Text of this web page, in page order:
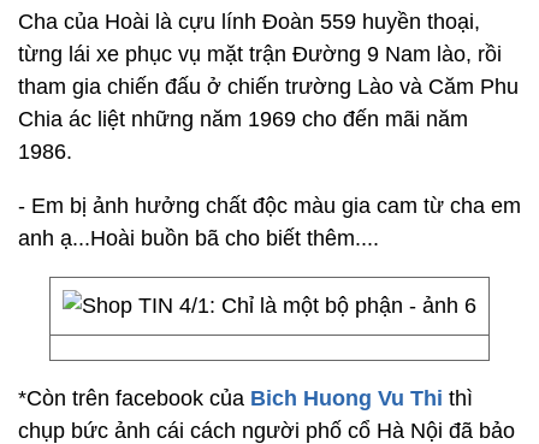
Cha của Hoài là cựu lính Đoàn 559 huyền thoại,
từng lái xe phục vụ mặt trận Đường 9 Nam lào, rồi
tham gia chiến đấu ở chiến trường Lào và Căm Phu
Chia ác liệt những năm 1969 cho đến mãi năm
1986.
- Em bị ảnh hưởng chất độc màu gia cam từ cha em
anh ạ...Hoài buồn bã cho biết thêm....
*Còn trên facebook của Bich Huong Vu Thi thì
chụp bức ảnh cái cách người phố cổ Hà Nội đã bảo